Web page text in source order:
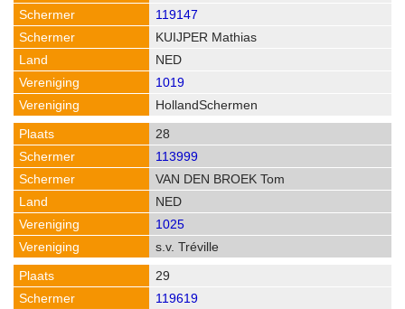
119147
KUIJPER Mathias
NED
1019
HollandSchermen
28
113999
VAN DEN BROEK Tom
NED
1025
s.v. Tréville
29
119619